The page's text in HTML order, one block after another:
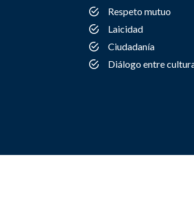
Respeto mutuo
Laicidad
Ciudadanía
Diálogo entre